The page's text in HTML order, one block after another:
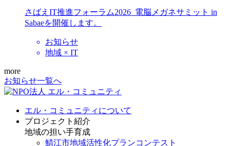
さばえIT推進フォーラム2026_電脳メガネサミット in
Sabaeを開催します。
お知らせ
地域 × IT
more
お知らせ一覧へ
エル・コミュニティについて
プロジェクト紹介
地域の担い手育成
鯖江市地域活性化プランコンテスト